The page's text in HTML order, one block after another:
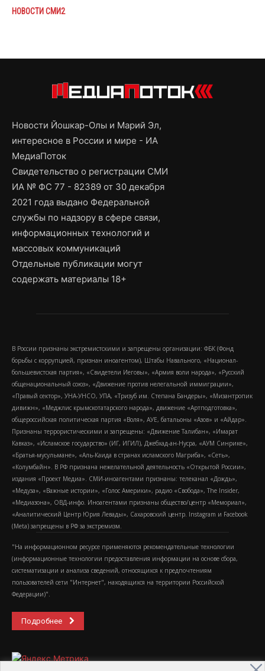
НОВОСТИ СМИ2
Новости Йошкар-Олы и Марий Эл,
интересное в России и мире - ИА
МедиаПоток
Свидетельство о регистрации СМИ
ИА № ФС 77 - 82389 от 30 декабря
2021 года выдано Федеральной
службы по надзору в сфере связи,
информационных технологий и
массовых коммуникаций
Отдельные публикации могут
содержать материалы 18+
В России признаны экстремистскими и запрещены организации: ФБК (Фонд
борьбы с коррупцией, признан иноагентом), Штабы Навального, «Национал-
большевистская партия», «Свидетели Иеговы», «Армия воли народа», «Русский
общенациональный союз», «Движение против нелегальной иммиграции»,
«Правый сектор», УНА-УНСО, УПА, «Тризуб им. Степана Бандеры», «Мизантропик
дивижн», «Меджлис крымскотатарского народа», движение «Артподготовка»,
общероссийская политическая партия «Воля», АУЕ, батальоны «Азов» и «Айдар».
Признаны террористическими и запрещены: «Движение Талибан», «Имарат
Кавказ», «Исламское государство» (ИГ, ИГИЛ), Джебхад-ан-Нусра, «АУМ Синрике»,
«Братья-мусульмане», «Аль-Каида в странах исламского Магриба», «Сеть»,
«Колумбайн». В РФ признана нежелательной деятельность «Открытой России»,
издания «Проект Медиа». СМИ-иноагентами признаны: телеканал «Дождь»,
«Медуза», «Важные истории», «Голос Америки», радио «Свобода», The Insider,
«Медиазона», ОВД-инфо. Иноагентами признаны общество/центр «Мемориал»,
«Аналитический Центр Юрия Левады», Сахаровский центр. Instagram и Facebook
(Metа) запрещены в РФ за экстремизм.
"На информационном ресурсе применяются рекомендательные технологии
(информационные технологии предоставления информации на основе сбора,
систематизации и анализа сведений, относящихся к предпочтениям
пользователей сети "Интернет", находящихся на территории Российской
Федерации)".
Подробнее